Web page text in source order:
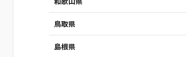
鳥取県
島根県